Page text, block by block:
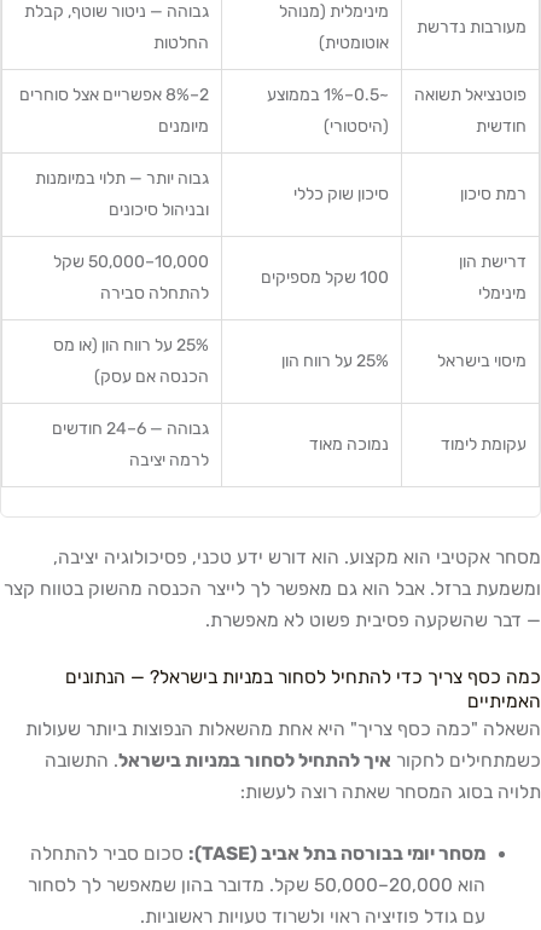
מעורבות נדרשת
מינימלית (מנוהל
אוטומטית)
גבוהה — ניטור שוטף, קבלת
החלטות
פוטנציאל תשואה
חודשית
~0.5–1% בממוצע
(היסטורי)
2–8% אפשריים אצל סוחרים
מיומנים
רמת סיכון סיכון שוק כללי
גבוה יותר — תלוי במיומנות
ובניהול סיכונים
דרישת הון
מינימלי
100 שקל מספיקים
10,000–50,000 שקל
להתחלה סבירה
מיסוי בישראל 25% על רווח הון
25% על רווח הון (או מס
הכנסה אם עסק)
עקומת לימוד נמוכה מאוד
גבוהה — 6–24 חודשים
לרמה יציבה
מסחר אקטיבי הוא מקצוע. הוא דורש ידע טכני, פסיכולוגיה יציבה,
ומשמעת ברזל. אבל הוא גם מאפשר לך לייצר הכנסה מהשוק בטווח קצר
— דבר שהשקעה פסיבית פשוט לא מאפשרת.
כמה כסף צריך כדי להתחיל לסחור במניות בישראל? — הנתונים
האמיתיים
השאלה "כמה כסף צריך" היא אחת מהשאלות הנפוצות ביותר שעולות
כשמתחילים לחקור איך להתחיל לסחור במניות בישראל. התשובה
תלויה בסוג המסחר שאתה רוצה לעשות:
מסחר יומי בבורסה בתל אביב (TASE):
סכום סביר להתחלה
הוא 20,000–50,000 שקל. מדובר בהון שמאפשר לך לסחור
עם גודל פוזיציה ראוי ולשרוד טעויות ראשוניות.